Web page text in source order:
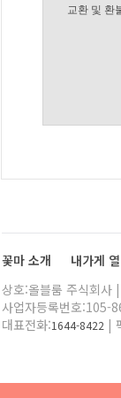
교환 및 환
꽃마 소개 내가게
상호:올블룸 주식회사
사업자등록번호:105-
대표전화:1644-8422 |